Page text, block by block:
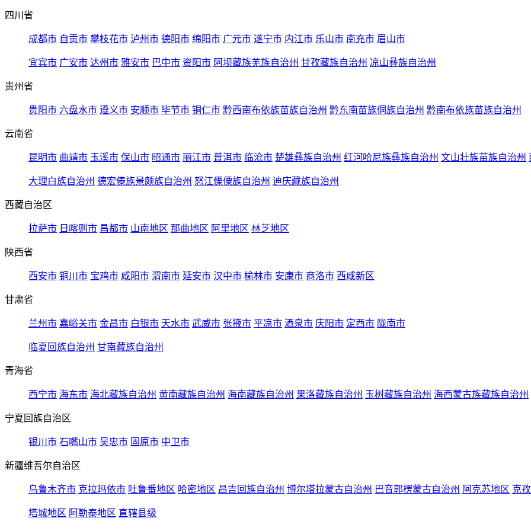
四川省
成都市 自贡市 攀枝花市 泸州市 德阳市 绵阳市 广元市 遂宁市 内江市 乐山市 南充市 眉山市
宜宾市 广安市 达州市 雅安市 巴中市 资阳市 阿坝藏族羌族自治州 甘孜藏族自治州 凉山彝族自治州
贵州省
贵阳市 六盘水市 遵义市 安顺市 毕节市 铜仁市 黔西南布依族苗族自治州 黔东南苗族侗族自治州 黔南布依族苗族自治州
云南省
昆明市 曲靖市 玉溪市 保山市 昭通市 丽江市 普洱市 临沧市 楚雄彝族自治州 红河哈尼族彝族自治州 文山壮族苗族自治州
大理白族自治州 德宏傣族景颇族自治州 怒江傈僳族自治州 迪庆藏族自治州
西藏自治区
拉萨市 日喀则市 昌都市 山南地区 那曲地区 阿里地区 林芝地区
陕西省
西安市 铜川市 宝鸡市 咸阳市 渭南市 延安市 汉中市 榆林市 安康市 商洛市 西咸新区
甘肃省
兰州市 嘉峪关市 金昌市 白银市 天水市 武威市 张掖市 平凉市 酒泉市 庆阳市 定西市 陇南市
临夏回族自治州 甘南藏族自治州
青海省
西宁市 海东市 海北藏族自治州 黄南藏族自治州 海南藏族自治州 果洛藏族自治州 玉树藏族自治州 海西蒙古族藏族自治州
宁夏回族自治区
银川市 石嘴山市 吴忠市 固原市 中卫市
新疆维吾尔自治区
乌鲁木齐市 克拉玛依市 吐鲁番地区 哈密地区 昌吉回族自治州 博尔塔拉蒙古自治州 巴音郭楞蒙古自治州 阿克苏地区 克
塔城地区 阿勒泰地区 直辖县级